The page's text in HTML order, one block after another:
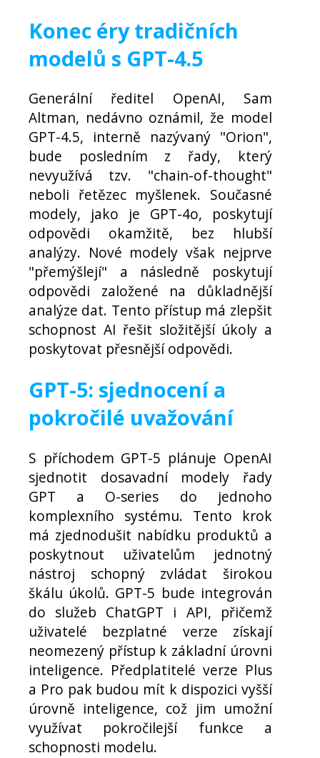
Konec éry tradičních
modelů s GPT-4.5
Generální ředitel OpenAI, Sam
Altman, nedávno oznámil, že model
GPT-4.5, interně nazývaný "Orion",
bude posledním z řady, který
nevyužívá tzv. "chain-of-thought"
neboli řetězec myšlenek. Současné
modely, jako je GPT-4o, poskytují
odpovědi okamžitě, bez hlubší
analýzy. Nové modely však nejprve
"přemýšlejí" a následně poskytují
odpovědi založené na důkladnější
analýze dat. Tento přístup má zlepšit
schopnost AI řešit složitější úkoly a
poskytovat přesnější odpovědi.
GPT-5: sjednocení a
pokročilé uvažování
S příchodem GPT-5 plánuje OpenAI
sjednotit dosavadní modely řady
GPT a O-series do jednoho
komplexního systému. Tento krok
má zjednodušit nabídku produktů a
poskytnout uživatelům jednotný
nástroj schopný zvládat širokou
škálu úkolů. GPT-5 bude integrován
do služeb ChatGPT i API, přičemž
uživatelé bezplatné verze získají
neomezený přístup k základní úrovni
inteligence. Předplatitelé verze Plus
a Pro pak budou mít k dispozici vyšší
úrovně inteligence, což jim umožní
využívat pokročilejší funkce a
schopnosti modelu.